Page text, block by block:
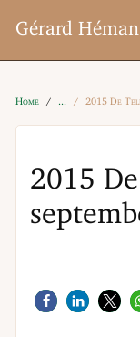
Gérard Héman
Home 2015 De
2015